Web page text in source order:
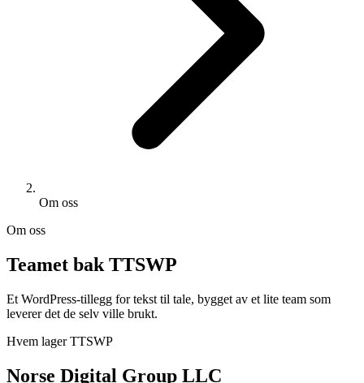
Om oss
Om oss
Teamet bak TTSWP
Et WordPress-tillegg for tekst til tale, bygget av et lite team som
leverer det de selv ville brukt.
Hvem lager TTSWP
Norse Digital Group LLC